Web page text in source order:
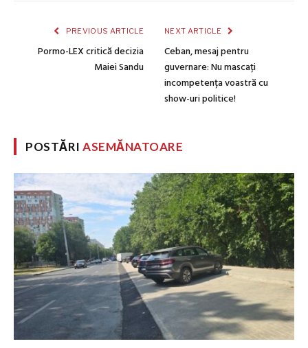
PREVIOUS ARTICLE
Pormo-LEX critică decizia
Maiei Sandu
NEXT ARTICLE
Ceban, mesaj pentru
guvernare: Nu mascați
incompetența voastră cu
show-uri politice!
POSTĂRIASEMĂNATOARE